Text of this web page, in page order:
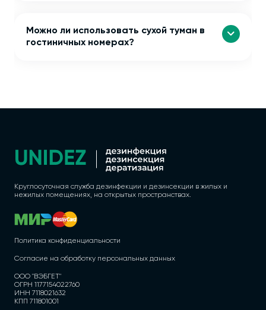
Можно ли использовать сухой туман в
гостиничных номерах?
Круглосуточная служба дезинфекции и дезинсекции в жилых и
нежилых помещениях, на открытых пространствах.
Политика конфиденциальности
Согласие на обработку персональных данных
ООО "ВЭБГЕТ"
ОГРН 1177154022760
ИНН 7118021632
КПП 711801001